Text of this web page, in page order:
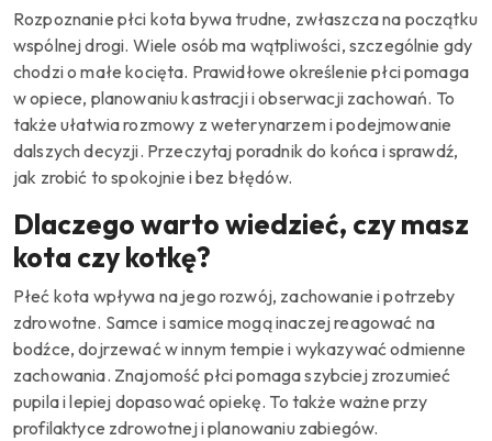
Rozpoznanie płci kota bywa trudne, zwłaszcza na początku
wspólnej drogi. Wiele osób ma wątpliwości, szczególnie gdy
chodzi o małe kocięta. Prawidłowe określenie płci pomaga
w opiece, planowaniu kastracji i obserwacji zachowań. To
także ułatwia rozmowy z weterynarzem i podejmowanie
dalszych decyzji. Przeczytaj poradnik do końca i sprawdź,
jak zrobić to spokojnie i bez błędów.
Dlaczego warto wiedzieć, czy masz
kota czy kotkę?
Płeć kota wpływa na jego rozwój, zachowanie i potrzeby
zdrowotne. Samce i samice mogą inaczej reagować na
bodźce, dojrzewać w innym tempie i wykazywać odmienne
zachowania. Znajomość płci pomaga szybciej zrozumieć
pupila i lepiej dopasować opiekę. To także ważne przy
profilaktyce zdrowotnej i planowaniu zabiegów.